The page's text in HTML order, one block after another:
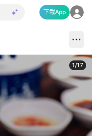
下載App
1/17